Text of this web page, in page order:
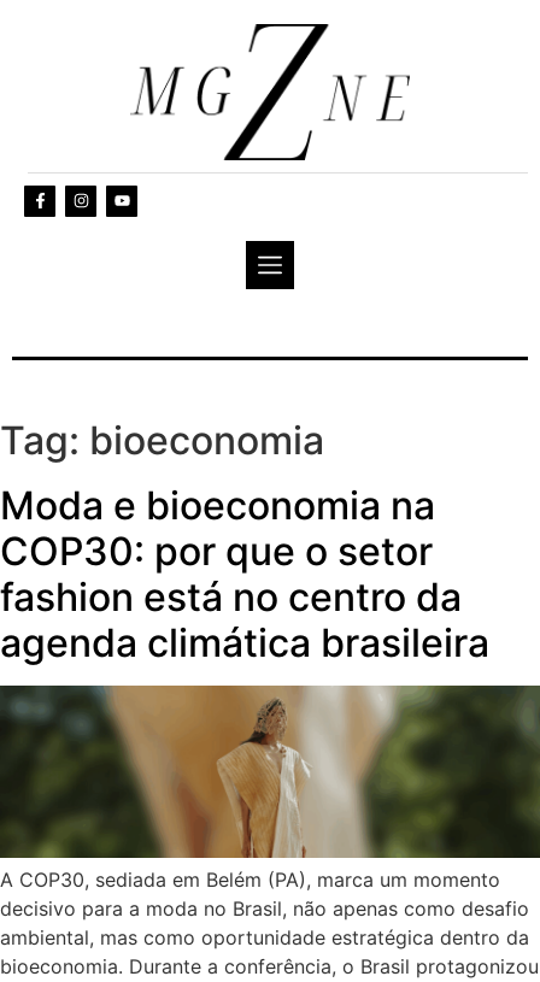
Tag: bioeconomia
Moda e bioeconomia na
COP30: por que o setor
fashion está no centro da
agenda climática brasileira
A COP30, sediada em Belém (PA), marca um momento
decisivo para a moda no Brasil, não apenas como desafio
ambiental, mas como oportunidade estratégica dentro da
bioeconomia. Durante a conferência, o Brasil protagonizou